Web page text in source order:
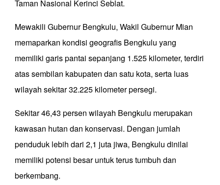
Taman Nasional Kerinci Seblat.
Mewakili Gubernur Bengkulu, Wakil Gubernur Mian
memaparkan kondisi geografis Bengkulu yang
memiliki garis pantai sepanjang 1.525 kilometer, terdiri
atas sembilan kabupaten dan satu kota, serta luas
wilayah sekitar 32.225 kilometer persegi.
Sekitar 46,43 persen wilayah Bengkulu merupakan
kawasan hutan dan konservasi. Dengan jumlah
penduduk lebih dari 2,1 juta jiwa, Bengkulu dinilai
memiliki potensi besar untuk terus tumbuh dan
berkembang.